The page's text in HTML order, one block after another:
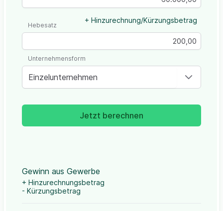
+ Hinzurechnung/Kürzungsbetrag
Hebesatz
Einzelunternehmen
Unternehmensform
Jetzt berechnen
Gewinn aus Gewerbe
+ Hinzurechnungsbetrag
- Kürzungsbetrag